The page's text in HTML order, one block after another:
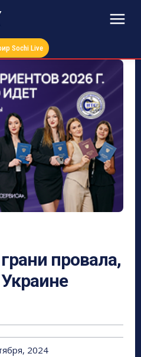
Sochi Live
провала,
2024